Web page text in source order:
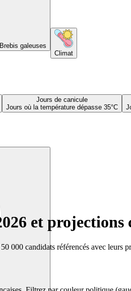
Brebis galeuses
Climat
Jours de canicule
Jours où la température dépasse 35°C
et projections
000 candidats référencés avec leurs